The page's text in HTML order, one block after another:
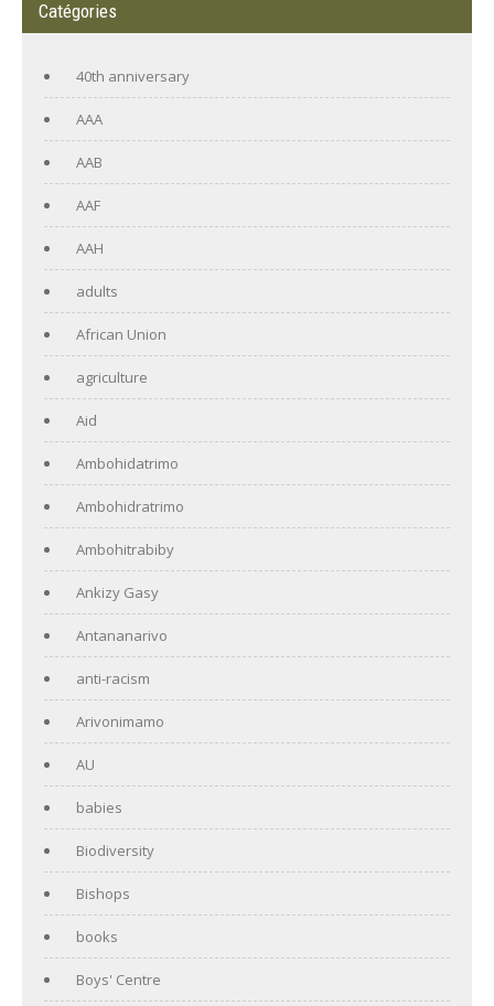
Catégories
40th anniversary
AAA
AAB
AAF
AAH
adults
African Union
agriculture
Aid
Ambohidatrimo
Ambohidratrimo
Ambohitrabiby
Ankizy Gasy
Antananarivo
anti-racism
Arivonimamo
AU
babies
Biodiversity
Bishops
books
Boys' Centre